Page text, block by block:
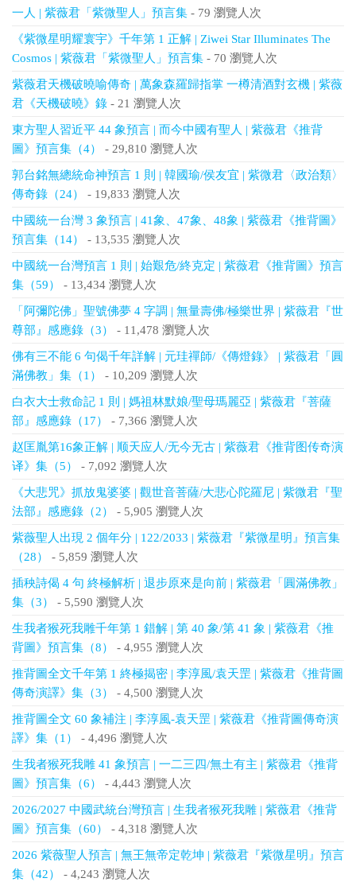
一人 | 紫薇君「紫微聖人」預言集 - 79 瀏覽人次
《紫微星明耀寰宇》千年第 1 正解 | Ziwei Star Illuminates The
Cosmos | 紫薇君「紫微聖人」預言集 - 70 瀏覽人次
紫薇君天機破曉喻傳奇 | 萬象森羅歸指掌 一樽清酒對玄機 | 紫薇
君《天機破曉》錄 - 21 瀏覽人次
東方聖人習近平 44 象預言 | 而今中國有聖人 | 紫薇君《推背
圖》預言集（4）
- 29,810 瀏覽人次
郭台銘無總統命神預言 1 則 | 韓國瑜/侯友宜 | 紫微君〈政治類〉
傳奇錄（24）
- 19,833 瀏覽人次
中國統一台灣 3 象預言 | 41象、47象、48象 | 紫薇君《推背圖》
預言集（14）
- 13,535 瀏覽人次
中國統一台灣預言 1 則 | 始艱危/終克定 | 紫薇君《推背圖》預言
集（59）
- 13,434 瀏覽人次
「阿彌陀佛」聖號佛夢 4 字調 | 無量壽佛/極樂世界 | 紫薇君『世
尊部』感應錄（3）
- 11,478 瀏覽人次
佛有三不能 6 句偈千年詳解 | 元珪禪師/《傳燈錄》 | 紫薇君「圓
滿佛教」集（1）
- 10,209 瀏覽人次
白衣大士救命記 1 則 | 媽祖林默娘/聖母瑪麗亞 | 紫薇君『菩薩
部』感應錄（17）
- 7,366 瀏覽人次
赵匡胤第16象正解 | 顺天应人/无今无古 | 紫薇君《推背图传奇演
译》集（5）
- 7,092 瀏覽人次
《大悲咒》抓放鬼婆婆 | 觀世音菩薩/大悲心陀羅尼 | 紫微君『聖
法部』感應錄（2）
- 5,905 瀏覽人次
紫薇聖人出現 2 個年分 | 122/2033 | 紫薇君『紫微星明』預言集
（28）
- 5,859 瀏覽人次
插秧詩偈 4 句 終極解析 | 退步原來是向前 | 紫薇君「圓滿佛教」
集（3）
- 5,590 瀏覽人次
生我者猴死我雕千年第 1 錯解 | 第 40 象/第 41 象 | 紫薇君《推
背圖》預言集（8）
- 4,955 瀏覽人次
推背圖全文千年第 1 終極揭密 | 李淳風/袁天罡 | 紫薇君《推背圖
傳奇演譯》集（3）
- 4,500 瀏覽人次
推背圖全文 60 象補注 | 李淳風-袁天罡 | 紫薇君《推背圖傳奇演
譯》集（1）
- 4,496 瀏覽人次
生我者猴死我雕 41 象預言 | 一二三四/無土有主 | 紫薇君《推背
圖》預言集（6）
- 4,443 瀏覽人次
2026/2027 中國武統台灣預言 | 生我者猴死我雕 | 紫薇君《推背
圖》預言集（60）
- 4,318 瀏覽人次
2026 紫薇聖人預言 | 無王無帝定乾坤 | 紫薇君『紫微星明』預言
集（42）
- 4,243 瀏覽人次